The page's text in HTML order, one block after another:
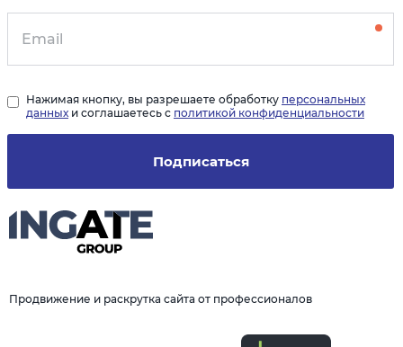
Продвижение и раскрутка сайта от профессионалов
Подписаться
Нажимая кнопку, вы разрешаете обработку персональных
данных и соглашаетесь с политикой конфиденциальности